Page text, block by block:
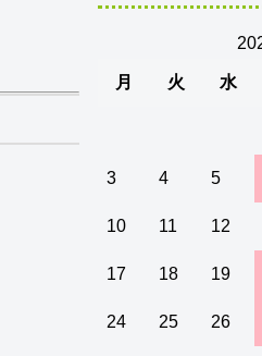
月 火 水
3 4 5
10 11 12
17 18 19
24 25 26